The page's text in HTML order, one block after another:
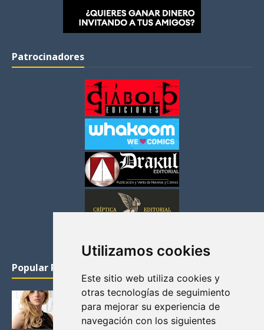
Utilizamos cookies
Este sitio web utiliza cookies y
otras tecnologías de seguimiento
para mejorar su experiencia de
navegación con los siguientes
Patrocinadores
Popular Posts
KATHERYN WINNICK: LA ACTRIZ MAS GUAPA DE
VIKINGOS
Junio 14, 2013